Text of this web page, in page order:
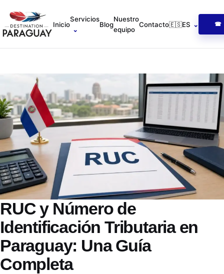
Inicio
Servicios
⌄
Blog
Nuestro
equipo
Contacto🇪🇸ES ⌄ ☎
RUC y Número de
Identificación Tributaria en
Paraguay: Una Guía
Completa